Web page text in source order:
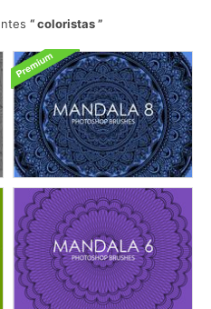
coloristas